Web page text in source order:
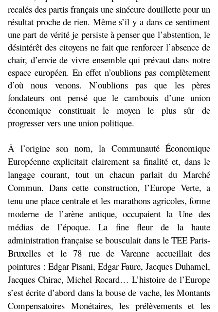
recalés des partis français une sinécure douillette pour un
résultat proche de rien. Même s’il y a dans ce sentiment
une part de vérité je persiste à penser que l’abstention, le
désintérêt des citoyens ne fait que renforcer l’absence de
chair, d’envie de vivre ensemble qui prévaut dans notre
espace européen. En effet n’oublions pas complètement
d’où nous venons. N’oublions pas que les pères
fondateurs ont pensé que le cambouis d’une union
économique constituait le moyen le plus sûr de
progresser vers une union politique.
À l’origine son nom, la Communauté Économique
Européenne explicitait clairement sa finalité et, dans le
langage courant, tout un chacun parlait du Marché
Commun. Dans cette construction, l’Europe Verte, a
tenu une place centrale et les marathons agricoles, forme
moderne de l’arène antique, occupaient la Une des
médias de l’époque. La fine fleur de la haute
administration française se bousculait dans le TEE Paris-
Bruxelles et le 78 rue de Varenne accueillait des
pointures : Edgar Pisani, Edgar Faure, Jacques Duhamel,
Jacques Chirac, Michel Rocard… L’histoire de l’Europe
s’est écrite d’abord dans la bouse de vache, les Montants
Compensatoires Monétaires, les prélèvements et les